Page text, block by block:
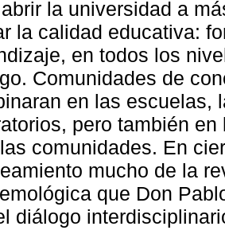
la universidad a
la calidad educativa:
en todos los
Comunidades de
en las escuelas,
pero también
comunidades. En
mucho de la
que Don
diálogo